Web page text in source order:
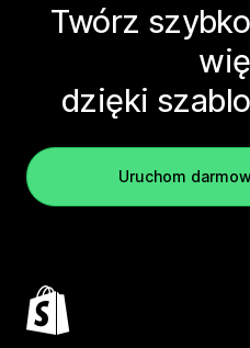
Twórz
dzięki
Uruchom